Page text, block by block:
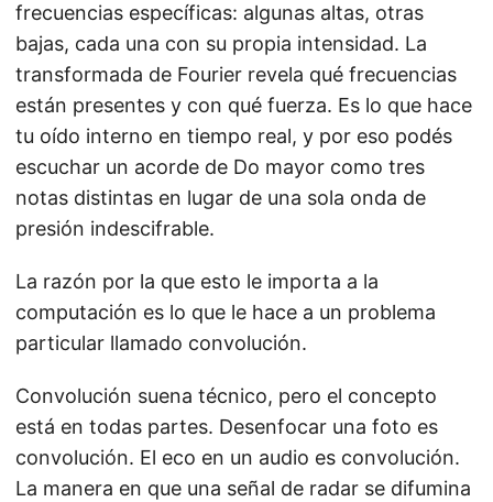
frecuencias específicas: algunas altas, otras
bajas, cada una con su propia intensidad. La
transformada de Fourier revela qué frecuencias
están presentes y con qué fuerza. Es lo que hace
tu oído interno en tiempo real, y por eso podés
escuchar un acorde de Do mayor como tres
notas distintas en lugar de una sola onda de
presión indescifrable.
La razón por la que esto le importa a la
computación es lo que le hace a un problema
particular llamado convolución.
Convolución suena técnico, pero el concepto
está en todas partes. Desenfocar una foto es
convolución. El eco en un audio es convolución.
La manera en que una señal de radar se difumina